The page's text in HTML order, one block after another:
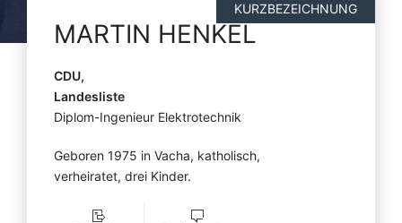
KURZBEZEICHNUNG
MARTIN HENKEL
CDU,
Landesliste
Diplom-Ingenieur Elektrotechnik
Geboren 1975 in Vacha, katholisch,
verheiratet, drei Kinder.